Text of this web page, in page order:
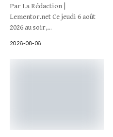
Par La Rédaction |
Lementor.net Ce jeudi 6 août
2026 au soir,...
2026-08-06